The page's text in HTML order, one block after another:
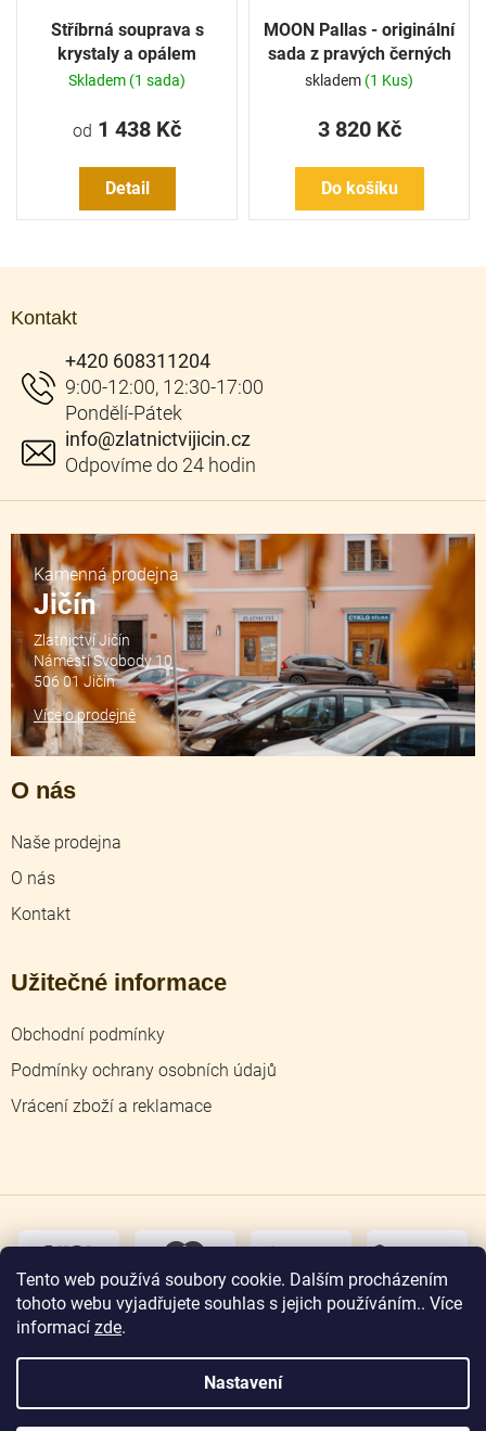
Tento web používá soubory cookie. Dalším procházením
tohoto webu vyjadřujete souhlas s jejich používáním.. Více
informací zde.
Nastavení
Stříbrná souprava s
krystaly a opálem
Skladem (1 sada)
od 1 438 Kč
Detail
MOON Pallas - originální
sada z pravých černých
říčních perel SP000070
skladem (1 Kus)
3 820 Kč
Do košíku
Kontakt
info@zlatnictvijicin.cz
+420 608311204
O nás
Naše prodejna
O nás
Kontakt
Užitečné informace
Obchodní podmínky
Podmínky ochrany osobních údajů
Vrácení zboží a reklamace
Kamenná prodejna
Jičín
Zlatnictví Jičín
Náměstí Svobody 10
506 01 Jičín
Více o prodejně
osobní
Copyright 2026Zlatnictví Jičín. Všechna práva